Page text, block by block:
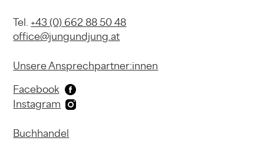
Tel. +43 (0) 662 88 50 48
office@jungundjung.at
Unsere Ansprechpartner:innen
Facebook
Instagram
Buchhandel